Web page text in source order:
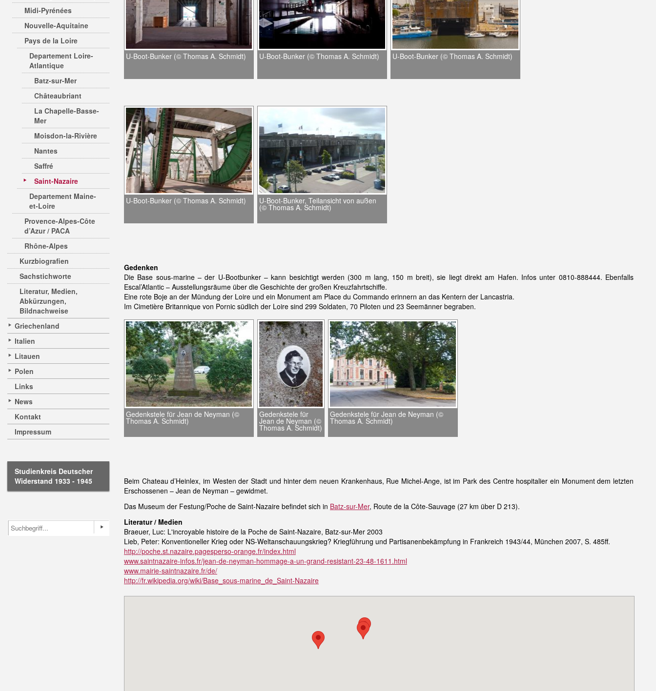
Midi-Pyrénées
Nouvelle-Aquitaine
Pays de la Loire
Departement Loire-
Atlantique
Batz-sur-Mer
Châteaubriant
La Chapelle-Basse-
Mer
Moisdon-la-Rivière
Nantes
Saffré
Saint-Nazaire
Departement Maine-
et-Loire
Provence-Alpes-Côte
d’Azur / PACA
Rhône-Alpes
Kurzbiografien
Sachstichworte
Literatur, Medien,
Abkürzungen,
Bildnachweise
Griechenland
Italien
Litauen
Polen
Links
News
Kontakt
Impressum
Studienkreis Deutscher
Widerstand 1933 - 1945
U-Boot-Bunker (© Thomas A. Schmidt) U-Boot-Bunker (© Thomas A. Schmidt) U-Boot-Bunker (© Thomas A. Schmidt)
U-Boot-Bunker (© Thomas A. Schmidt) U-Boot-Bunker, Teilansicht von außen
(© Thomas A. Schmidt)
Gedenken
Die Base sous-marine – der U-Bootbunker – kann besichtigt werden (300 m lang, 150 m breit), sie liegt direkt am Hafen. Infos unter 0810-888444. Ebenfalls
Escal’Atlantic – Ausstellungsräume über die Geschichte der großen Kreuzfahrtschiffe.
Eine rote Boje an der Mündung der Loire und ein Monument am Place du Commando erinnern an das Kentern der Lancastria.
Im Cimetière Britannique von Pornic südlich der Loire sind 299 Soldaten, 70 Piloten und 23 Seemänner begraben.
Gedenkstele für Jean de Neyman (©
Thomas A. Schmidt)
Gedenkstele für
Jean de Neyman (©
Thomas A. Schmidt)
Gedenkstele für Jean de Neyman (©
Thomas A. Schmidt)
Beim Chateau d’Heinlex, im Westen der Stadt und hinter dem neuen Krankenhaus, Rue Michel-Ange, ist im Park des Centre hospitalier ein Monument dem letzten
Erschossenen – Jean de Neyman – gewidmet.
Das Museum der Festung/Poche de Saint-Nazaire befindet sich in Batz-sur-Mer, Route de la Côte-Sauvage (27 km über D 213).
Literatur / Medien
Braeuer, Luc: L'incroyable histoire de la Poche de Saint-Nazaire, Batz-sur-Mer 2003
Lieb, Peter: Konventioneller Krieg oder NS-Weltanschauungskrieg? Kriegführung und Partisanenbekämpfung in Frankreich 1943/44, München 2007, S. 485ff.
http://poche.st.nazaire.pagesperso-orange.fr/index.html
www.saintnazaire-infos.fr/jean-de-neyman-hommage-a-un-grand-resistant-23-48-1611.html
www.mairie-saintnazaire.fr/de/
http://fr.wikipedia.org/wiki/Base_sous-marine_de_Saint-Nazaire